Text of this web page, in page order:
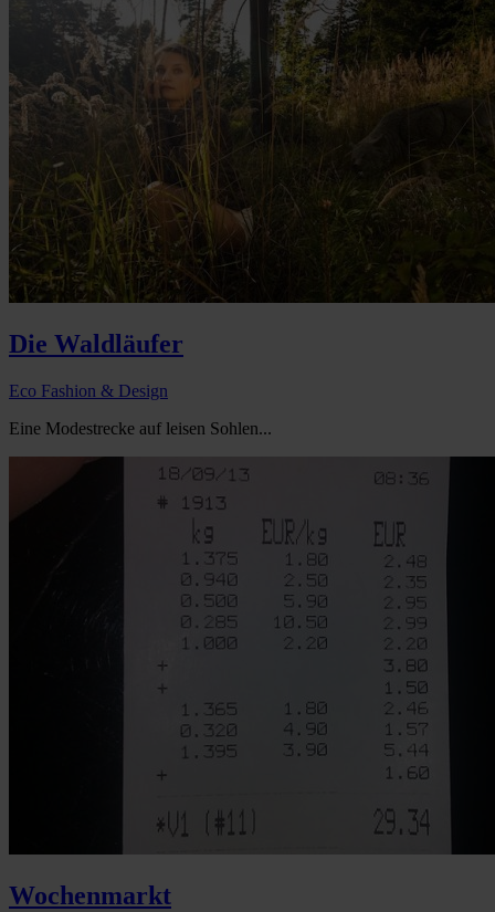
Die Waldläufer
Eco Fashion & Design
Eine Modestrecke auf leisen Sohlen...
Wochenmarkt